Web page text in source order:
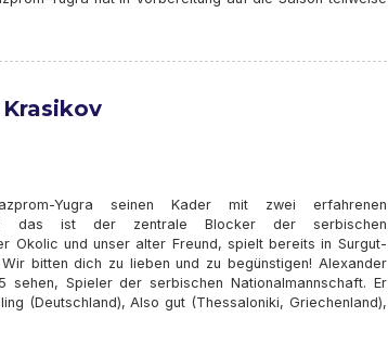
Yugra seinen Kader mit zwei erfahrenen
das ist der zentrale Blocker der serbischen
Okolic und unser alter Freund, spielt bereits in Surgut-
bitten dich zu lieben und zu begünstigen! Alexander
sehen, Spieler der serbischen Nationalmannschaft. Er
(Deutschland), Also gut (Thessaloniki, Griechenland),